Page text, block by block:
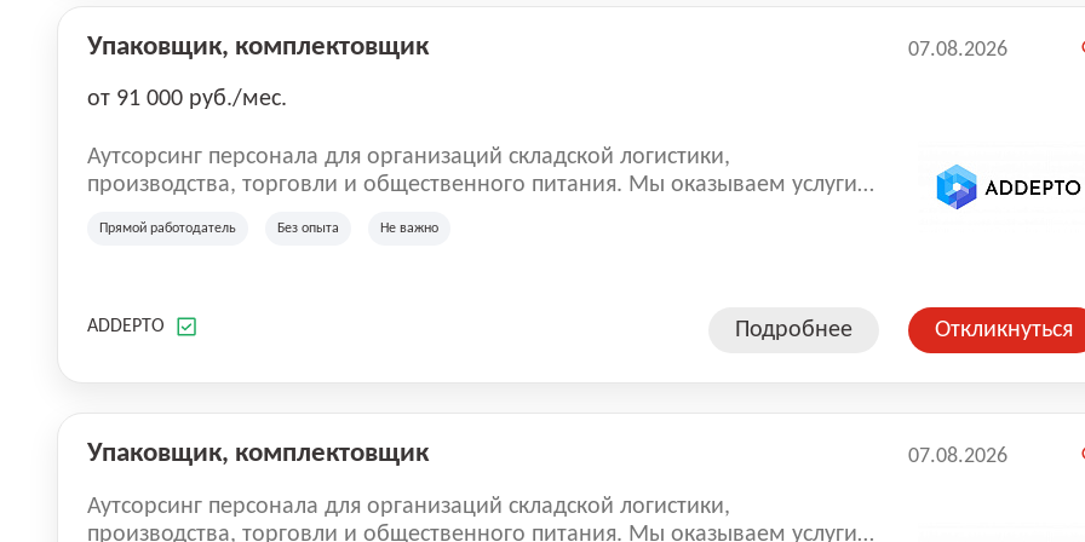
Упаковщик, комплектовщик
от 91 000 руб./мес.
Аутсорсинг персонала для организаций складской логистики,
производства, торговли и общественного питания. Мы оказываем услуги
на рынке с 2016 года. Самая главная цель для нас — собрать качественную
сотрудник магазина, работник склада, работа для мужчин, работа для
Прямой работодатель Без опыта Не важно
ADDEPTO Подробнее
07.08.2026
Откликнуться
Упаковщик, комплектовщик
Аутсорсинг персонала для организаций складской логистики,
производства, торговли и общественного питания. Мы оказываем услуги
07.08.2026